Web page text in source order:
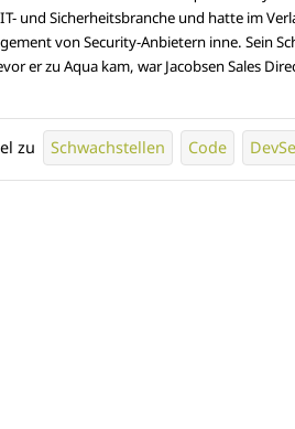
und Sicherheitsbranche und hatte im
von Security-Anbietern inne. Sein
er zu Aqua kam, war Jacobsen Sales
zu Schwachstellen Code